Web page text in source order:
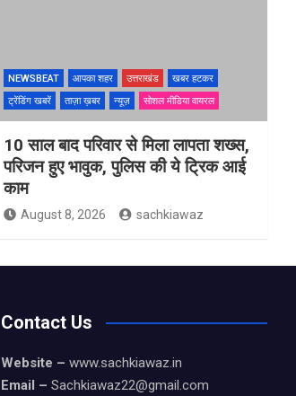
NEWSBEAT आपका शहर उत्तराखंड
खबर हटकर
ट्रेंडिंग खबरें
ताज़ा ख़बर न्यूज़ सोशल मीडिया वायरल
10 साल बाद परिवार से मिला लापता शख्स,
परिजन हुए भावुक, पुलिस की ये ट्रिक आई
काम
August 8, 2026 sachkiawaz
Contact Us
Website – www.sachkiawaz.in
Email – Sachkiawaz22@gmail.com